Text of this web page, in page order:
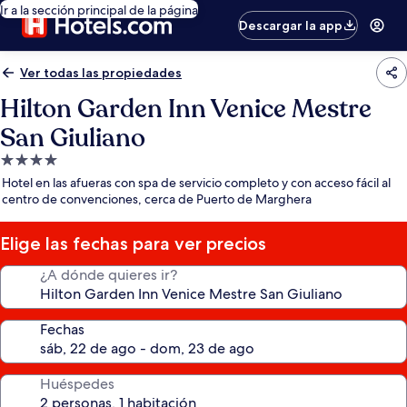
Ir a la sección principal de la página
Descargar la app
Ver todas las propiedades
Hilton Garden Inn Venice Mestre
San Giuliano
Propiedad
de
4.0
estrellas
Hotel en las afueras con spa de servicio completo y con acceso fácil al
centro de convenciones, cerca de Puerto de Marghera
Elige las fechas para ver precios
¿A dónde quieres ir?
Fechas
Huéspedes